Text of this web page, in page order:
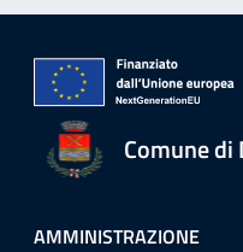
Comune
AMMINISTRAZIONE